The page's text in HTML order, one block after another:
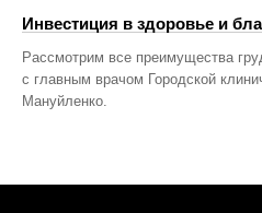
Инвестиция в здоровье и
Рассмотрим все преимущества
с главным врачом Городской
Мануйленко.